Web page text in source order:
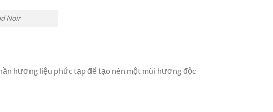
Noir
hương liệu phức tạp để tạo nên một mùi hương độc